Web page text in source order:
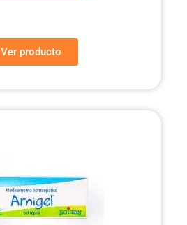
Ver producto